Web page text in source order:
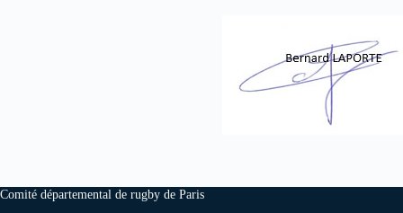
Comité départemental de rugby de Paris